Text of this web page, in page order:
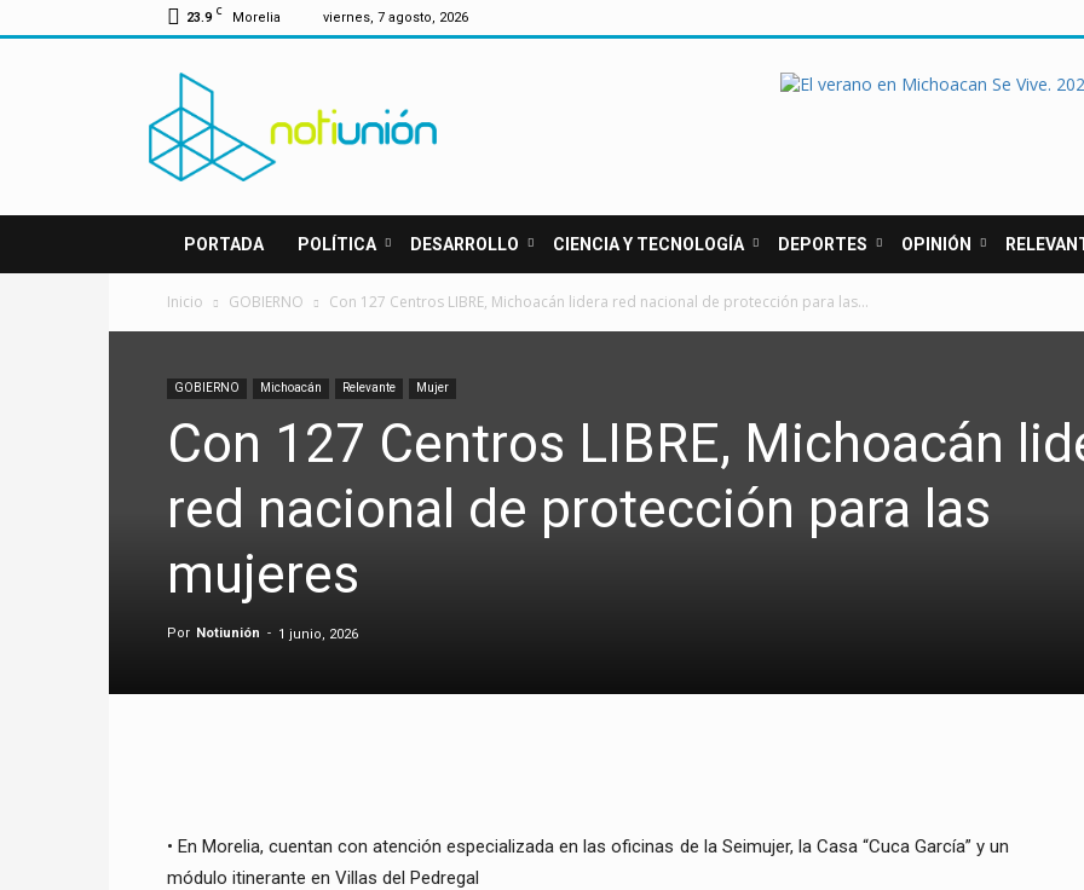
23.9 C Morelia viernes, 7 agosto, 2026
Notiunión
PORTADA POLÍTICA DESARROLLO CIENCIA Y TECNOLOGÍA DEPORTES OPINIÓN
Inicio GOBIERNO Con 127 Centros LIBRE, Michoacán lidera red nacional de protección para las...
GOBIERNO Michoacán Relevante Mujer
Con 127 Centros LIBRE, Michoacán
red nacional de protección para las
mujeres
Por Notiunión - 1 junio, 2026
• En Morelia, cuentan con atención especializada en las oficinas de la Seimujer, la Casa “Cuca García” y un
módulo itinerante en Villas del Pedregal